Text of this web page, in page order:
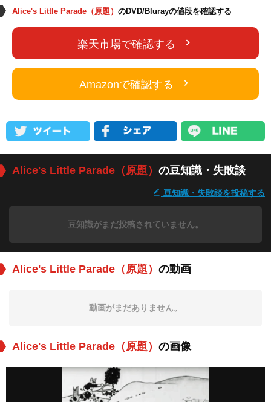
Alice's Little Parade（原題） のDVD/Blurayの値段を確認する
楽天市場で確認する
Amazonで確認する
Alice's Little Parade（原題） の豆知識・失敗談
豆知識・失敗談を投稿する
豆知識がまだ投稿されていません。
Alice's Little Parade（原題） の動画
動画がまだありません。
Alice's Little Parade（原題） の画像